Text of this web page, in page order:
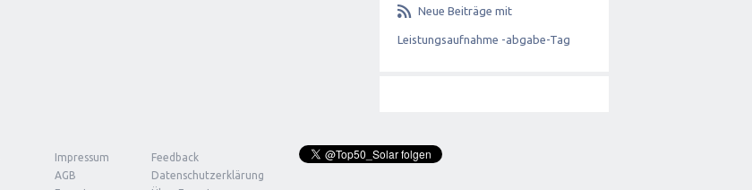
Neue Beiträge mit
Leistungsaufnahme -abgabe-Tag
Impressum
Feedback
AGB
Datenschutzerklärung